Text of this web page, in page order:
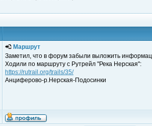
Маршрут
Заметил, что в форум забыли выложить
Ходили по маршруту с Рутрейл "Река Нерская":
https://rutrail.org/trails/35/
Анциферово-р.Нерская-Подосинки